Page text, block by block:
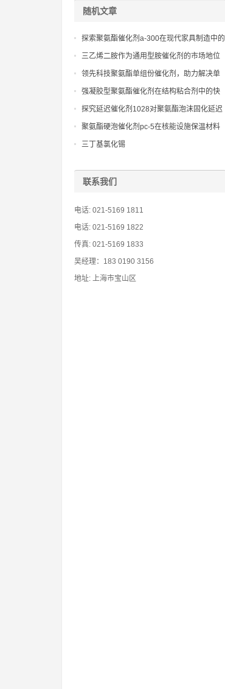
随机文章
探索聚氨酯催化剂a-300在现代家具制造中的
革命性应用
三乙烯二胺作为通用型胺催化剂的市场地位
领先科技聚氨酯单组份催化剂，助力解决单
组份体系的固化难题
强凝胶型聚氨酯催化剂在结构粘合剂中的快
速固化应用
探究延迟催化剂1028对聚氨酯泡沫固化延迟
和发泡均匀性的影响机制
聚氨酯硬泡催化剂pc-5在核能设施保温材料
中的独特贡献：安全的原则体现
三丁基氯化锡
联系我们
电话: 021-5169 1811
电话: 021-5169 1822
传真: 021-5169 1833
吴经理：183 0190 3156
地址: 上海市宝山区